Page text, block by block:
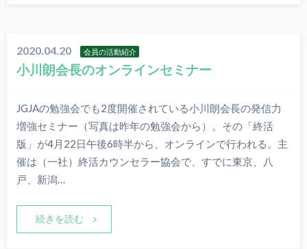
2020.04.20 会員の活動紹介
小川朗会長のオンラインセミナー
JGJAの勉強会でも2度開催されている小川朗会長の発信力
増強セミナー（写真は昨年の勉強会から）。その「終活
版」が4月22日午後6時半から、オンラインで行われる。主
催は（一社）終活カウンセラー協会で、すでに東京、八
戸、新潟…
続きを読む